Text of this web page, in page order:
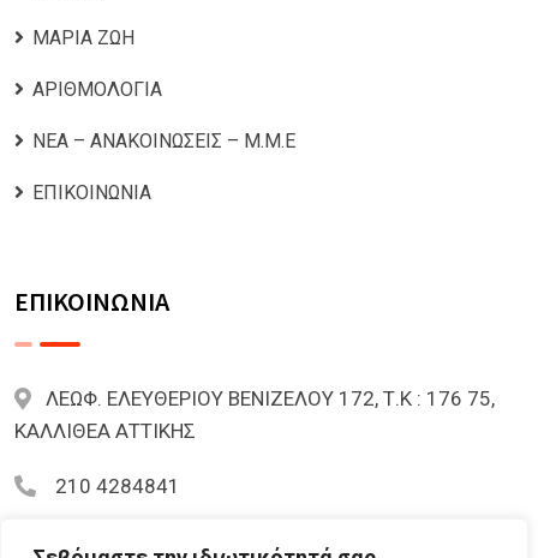
ΜΑΡΙΑ ΖΩΗ
ΑΡΙΘΜΟΛΟΓΙΑ
ΝΕΑ – ΑΝΑΚΟΙΝΩΣΕΙΣ – Μ.Μ.Ε
ΕΠΙΚΟΙΝΩΝΙΑ
ΕΠΙΚΟΙΝΩΝΙΑ
ΛΕΩΦ. ΕΛΕΥΘΕΡΙΟΥ ΒΕΝΙΖΕΛΟΥ 172, Τ.Κ : 176 75,
ΚΑΛΛΙΘΕΑ ΑΤΤΙΚΗΣ
210 4284841
mariazoi.powernumbers@gmail.com